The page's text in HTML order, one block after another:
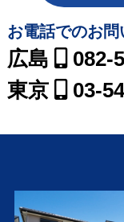
お電話でのお
広島
082-
東京
03-